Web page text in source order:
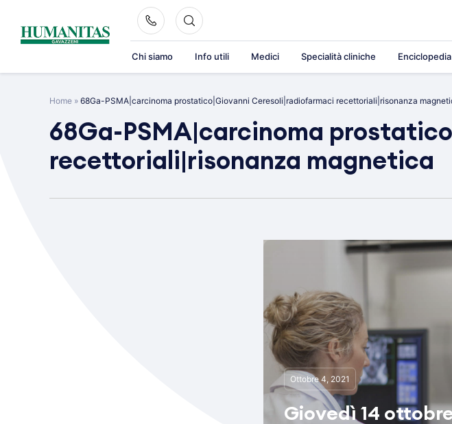
content
Chi siamo Info utili Medici Specialità cliniche
Home » 68Ga-PSMA|carcinoma prostatico|Giovanni Ceresoli|radiofarmaci recettoriali|risonanza
68Ga-PSMA|carcinoma
recettoriali|risonanza magnetica
Ottobre 4, 2021
Giovedì 14